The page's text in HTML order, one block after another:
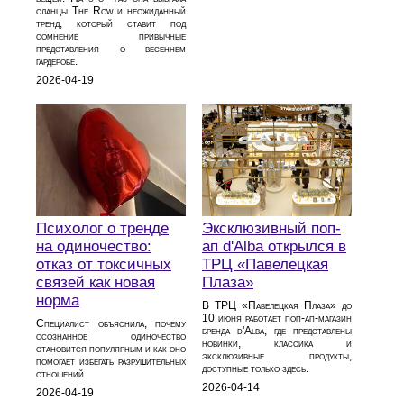
сланцы The Row и неожиданный
тренд, который ставит под
сомнение привычные
представления о весеннем
гардеробе.
2026-04-19
Психолог о тренде
на одиночество:
отказ от токсичных
связей как новая
норма
Специалист объяснила, почему
осознанное одиночество
становится популярным и как оно
помогает избегать разрушительных
отношений.
2026-04-19
Эксклюзивный поп-
ап d'Alba открылся в
ТРЦ «Павелецкая
Плаза»
В ТРЦ «Павелецкая Плаза» до
10 июня работает поп-ап-магазин
бренда d'Alba, где представлены
новинки, классика и
эксклюзивные продукты,
доступные только здесь.
2026-04-14